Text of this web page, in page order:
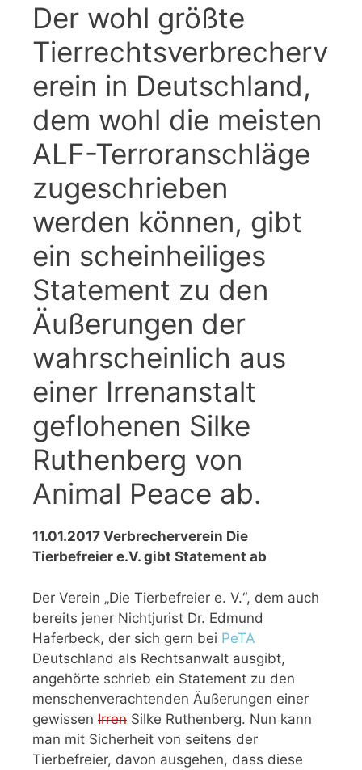
Der wohl größte
Tierrechtsverbrecherv
erein in Deutschland,
dem wohl die meisten
ALF-Terroranschläge
zugeschrieben
werden können, gibt
ein scheinheiliges
Statement zu den
Äußerungen der
wahrscheinlich aus
einer Irrenanstalt
geflohenen Silke
Ruthenberg von
Animal Peace ab.
11.01.2017 Verbrecherverein Die
Tierbefreier e.V. gibt Statement ab
Der Verein „Die Tierbefreier e. V.“, dem auch
bereits jener Nichtjurist Dr. Edmund
Haferbeck, der sich gern bei PeTA
Deutschland als Rechtsanwalt ausgibt,
angehörte schrieb ein Statement zu den
menschenverachtenden Äußerungen einer
gewissen Irren Silke Ruthenberg. Nun kann
man mit Sicherheit von seitens der
Tierbefreier, davon ausgehen, dass diese